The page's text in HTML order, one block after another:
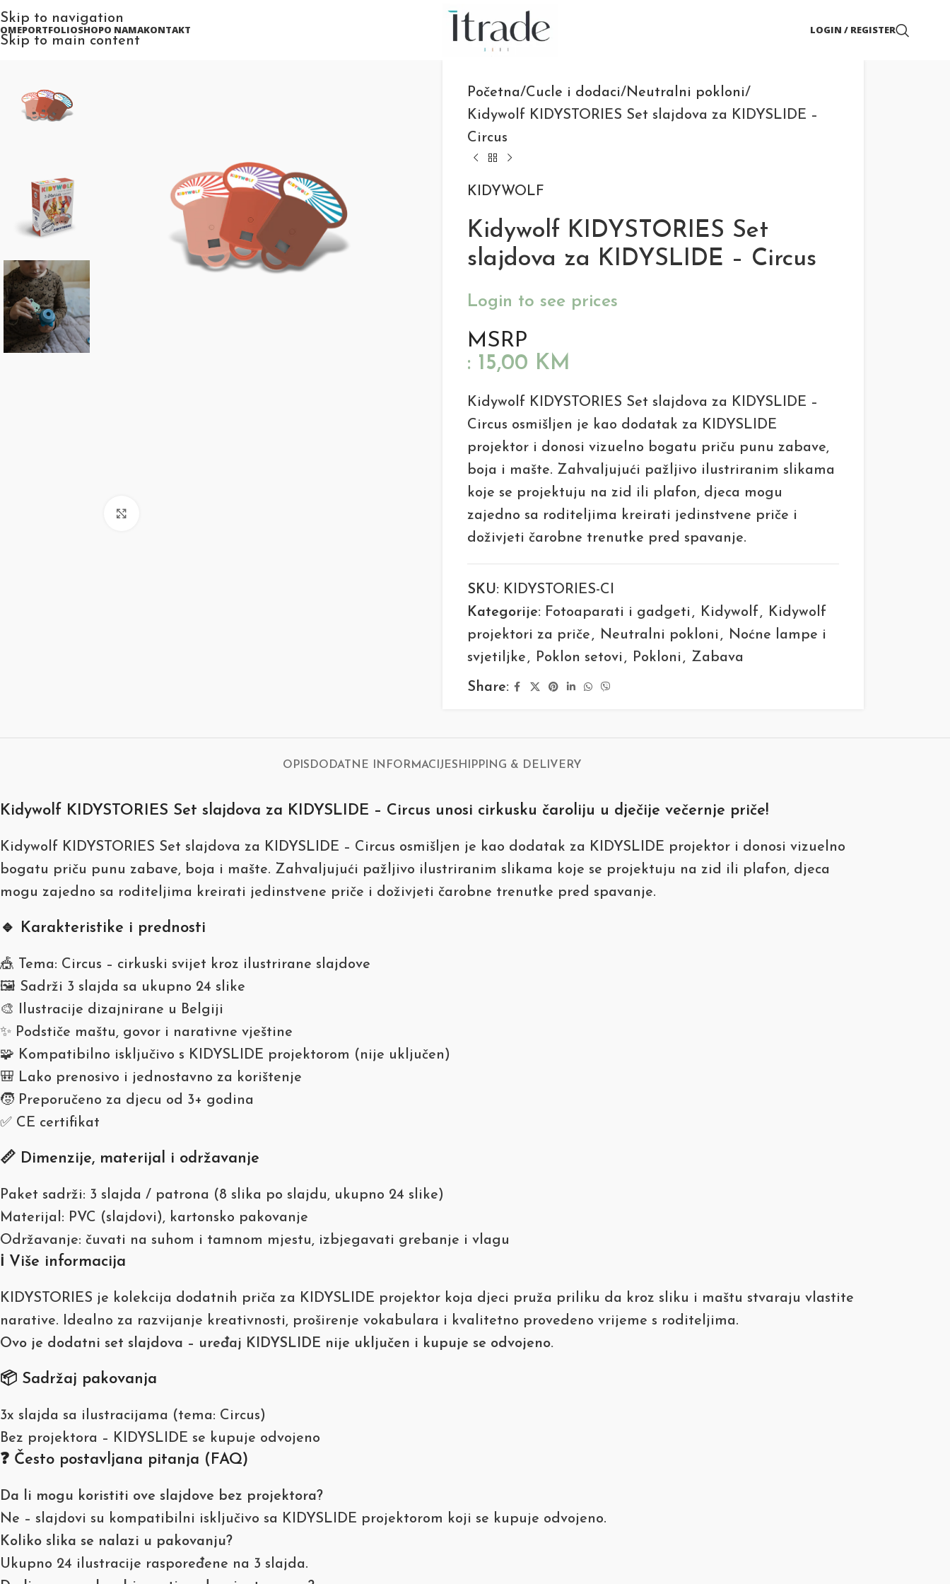
Skip to navigation
Skip to main content
PORTFOLIOSHOPO NAMAKONTAKT LOGIN / REGISTER
Početna Cucle i dodaci Neutralni pokloni
Kidywolf KIDYSTORIES Set slajdova za KIDYSLIDE –
Circus
KIDYWOLF
Kidywolf KIDYSTORIES Set
slajdova za KIDYSLIDE – Circus
Login to see prices
MSRP
: 15,00 KM
Kidywolf KIDYSTORIES Set slajdova za KIDYSLIDE –
Circus osmišljen je kao dodatak za KIDYSLIDE
projektor i donosi vizuelno bogatu priču punu zabave,
boja i mašte. Zahvaljujući pažljivo ilustriranim slikama
koje se projektuju na zid ili plafon, djeca mogu
zajedno sa roditeljima kreirati jedinstvene priče i
doživjeti čarobne trenutke pred spavanje.
SKU: KIDYSTORIES-CI
Kategorije: Fotoaparati i gadgeti , Kidywolf , Kidywolf
projektori za priče , Neutralni pokloni , Noćne lampe i
svjetiljke , Poklon setovi , Pokloni , Zabava
Share:
OPIS DODATNE INFORMACIJESHIPPING & DELIVERY
Kidywolf KIDYSTORIES Set slajdova za KIDYSLIDE – Circus unosi cirkusku čaroliju u dječije večernje priče!
Kidywolf KIDYSTORIES Set slajdova za KIDYSLIDE – Circus osmišljen je kao dodatak za KIDYSLIDE projektor i donosi vizuelno
bogatu priču punu zabave, boja i mašte. Zahvaljujući pažljivo ilustriranim slikama koje se projektuju na zid ili plafon, djeca
mogu zajedno sa roditeljima kreirati jedinstvene priče i doživjeti čarobne trenutke pred spavanje.
🔹 Karakteristike i prednosti
🎪 Tema: Circus – cirkuski svijet kroz ilustrirane slajdove
🖼️ Sadrži 3 slajda sa ukupno 24 slike
🎨 Ilustracije dizajnirane u Belgiji
✨ Podstiče maštu, govor i narativne vještine
🧩 Kompatibilno isključivo s KIDYSLIDE projektorom (nije uključen)
🎒 Lako prenosivo i jednostavno za korištenje
🧒 Preporučeno za djecu od 3+ godina
✅ CE certifikat
📏 Dimenzije, materijal i održavanje
Paket sadrži: 3 slajda / patrona (8 slika po slajdu, ukupno 24 slike)
Materijal: PVC (slajdovi), kartonsko pakovanje
Održavanje: čuvati na suhom i tamnom mjestu, izbjegavati grebanje i vlagu
ℹ️ Više informacija
KIDYSTORIES je kolekcija dodatnih priča za KIDYSLIDE projektor koja djeci pruža priliku da kroz sliku i maštu stvaraju vlastite
narative. Idealno za razvijanje kreativnosti, proširenje vokabulara i kvalitetno provedeno vrijeme s roditeljima.
Ovo je dodatni set slajdova – uređaj KIDYSLIDE nije uključen i kupuje se odvojeno.
📦 Sadržaj pakovanja
3x slajda sa ilustracijama (tema: Circus)
Bez projektora – KIDYSLIDE se kupuje odvojeno
❓ Često postavljana pitanja (FAQ)
Da li mogu koristiti ove slajdove bez projektora?
Ne – slajdovi su kompatibilni isključivo sa KIDYSLIDE projektorom koji se kupuje odvojeno.
Koliko slika se nalazi u pakovanju?
Ukupno 24 ilustracije raspoređene na 3 slajda.